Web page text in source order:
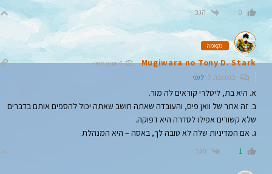
0 הגב
נקאמה
Mugiwara no Tony D. Stark 4 שנים לפני
בתגובה ללופי
א. היא בת, ליטלרי קוראים לה מור.
ב. זה אתר של וואן פיס, והעובדה שאתה חושב שאתה יכול להספים אותם בדברים
שלא קשורים אפילו לסדרה היא דפוקה.
ג. אם המדיניות שלה לא טובה לך, באסה – היא המנהלת.
1 הגב